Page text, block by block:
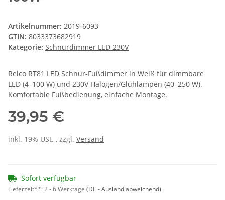
Artikelnummer: 2019-6093
GTIN: 8033373682919
Kategorie: Schnurdimmer LED 230V
Relco RT81 LED Schnur-Fußdimmer in Weiß für dimmbare
LED (4–100 W) und 230V Halogen/Glühlampen (40–250 W).
Komfortable Fußbedienung, einfache Montage.
39,95 €
inkl. 19% USt. , zzgl. Versand
Sofort verfügbar
Lieferzeit**:2 - 6 Werktage (DE - Ausland abweichend)